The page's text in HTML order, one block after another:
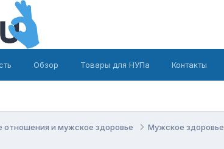
Обзор Товары для НУПа Контакты
отношения и мужское здоровье Мужское здоровье